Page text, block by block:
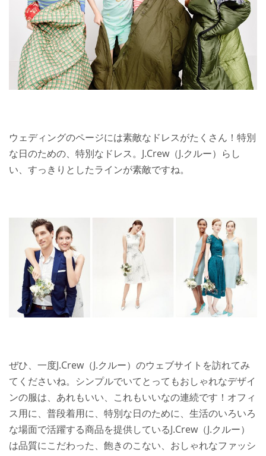
ウェディングのページには素敵なドレスがたくさん！特別
な日のための、特別なドレス。J.Crew（J.クルー）らし
い、すっきりとしたラインが素敵ですね。
ぜひ、一度J.Crew（J.クルー）のウェブサイトを訪れてみ
てくださいね。シンプルでいてとってもおしゃれなデザイ
ンの服は、あれもいい、これもいいなの連続です！オフィ
ス用に、普段着用に、特別な日のために、生活のいろいろ
な場面で活躍する商品を提供しているJ.Crew（J.クルー）
は品質にこだわった、飽きのこない、おしゃれなファッシ